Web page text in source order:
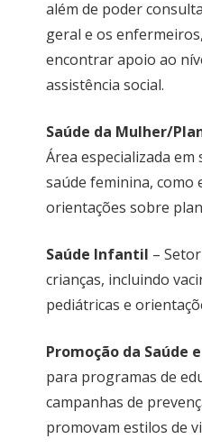
além de poder
geral e os
encontrar apoio ao
assistência social.
Saúde da Mulher/
Área especializada
saúde feminina, como
orientações sobre
Saúde Infantil –
crianças, incluindo
pediátricas e
Promoção da Saúde
para programas de
campanhas de
promovam estilos de